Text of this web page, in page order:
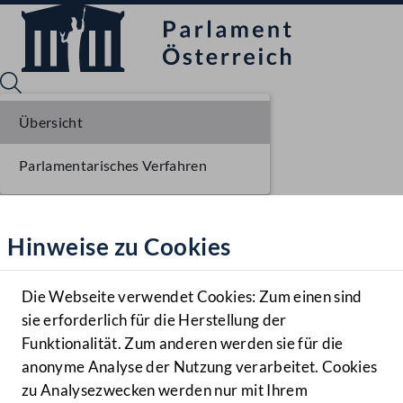
Hilfe
Benutzer
Navigationsmenü öffnen
MENÜ
Hinweise zu Cookies
Die Webseite verwendet Cookies: Zum einen sind
sie erforderlich für die Herstellung der
Funktionalität. Zum anderen werden sie für die
anonyme Analyse der Nutzung verarbeitet. Cookies
zu Analysezwecken werden nur mit Ihrem
Übersicht
Parlamentarisches Verfahren